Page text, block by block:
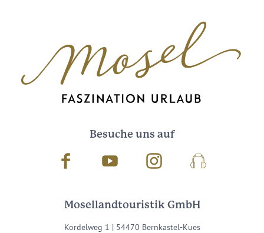
Besuche uns auf
Facebook Youtube InstagramPodcast
Mosellandtouristik GmbH
Kordelweg 1 | 54470 Bernkastel-Kues